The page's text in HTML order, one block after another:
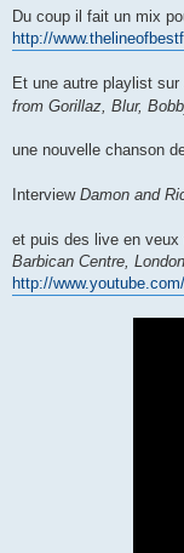
Du coup il fait un mix
http://
Et une autre playlist
from Gorillaz, Blur,
une nouvelle chanson
InterviewDamon and
et puis des live en
Barbican Centre,
http://